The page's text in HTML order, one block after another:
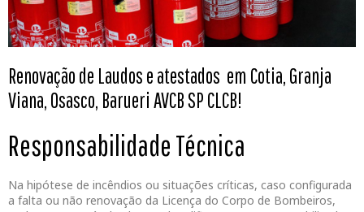
Renovação de Laudos e atestados em Cotia, Granja
Viana, Osasco, Barueri AVCB SP CLCB!
Responsabilidade Técnica
Na hipótese de incêndios ou situações críticas, caso configurada
a falta ou não renovação da Licença do Corpo de Bombeiros,